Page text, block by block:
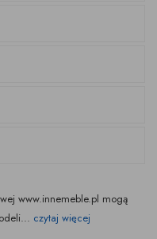
www.innemeble.pl mogą
czytaj więcej